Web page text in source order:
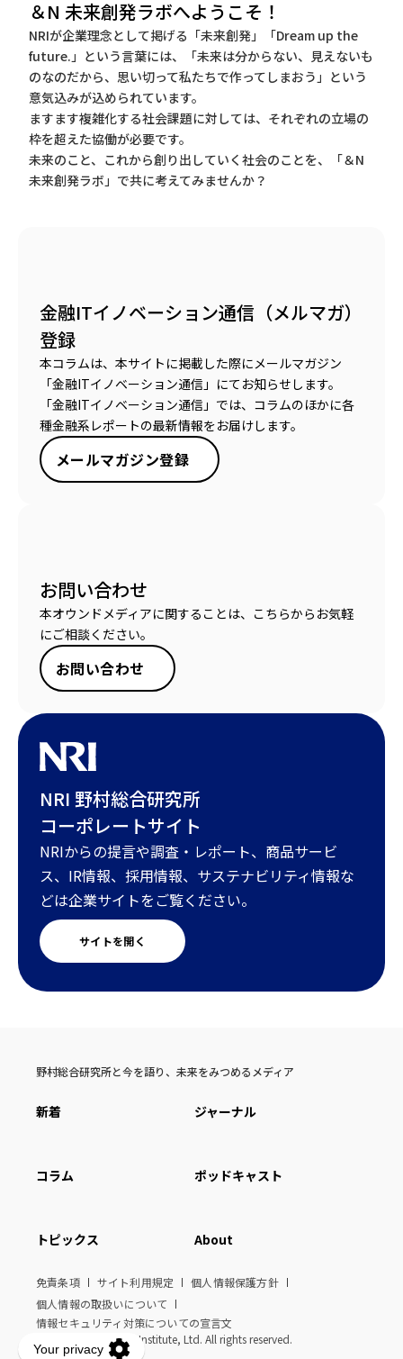
＆N 未来創発ラボへようこそ！
NRIが企業理念として掲げる「未来創発」「Dream up the
future.」という言葉には、「未来は分からない、見えないも
のなのだから、思い切って私たちで作ってしまおう」という
意気込みが込められています。
ますます複雑化する社会課題に対しては、それぞれの立場の
枠を超えた協働が必要です。
未来のこと、これから創り出していく社会のことを、「＆N
未来創発ラボ」で共に考えてみませんか？
金融ITイノベーション通信（メルマガ）
登録
本コラムは、本サイトに掲載した際にメールマガジン
「金融ITイノベーション通信」にてお知らせします。
「金融ITイノベーション通信」では、コラムのほかに各
種金融系レポートの最新情報をお届けします。
メールマガジン登録
お問い合わせ
本オウンドメディアに関することは、こちらからお気軽
にご相談ください。
お問い合わせ
NRI 野村総合研究所
コーポレートサイト
NRIからの提言や調査・レポート、商品サービ
ス、IR情報、採用情報、サステナビリティ情報な
どは企業サイトをご覧ください。
サイトを開く
野村総合研究所と今を語り、未来をみつめるメディア
新着 ジャーナル
コラム ポッドキャスト
トピックス About
免責条項 サイト利用規定
個人情報保護方針
個人情報の取扱いについて
情報セキュリティ対策についての宣言文
© Nomura Research Institute, Ltd. All rights reserved.